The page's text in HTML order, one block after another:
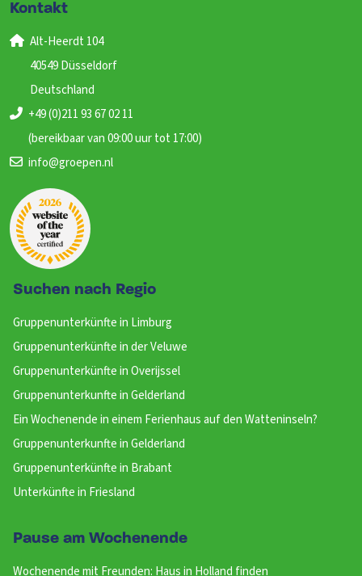
Kontakt
Alt-Heerdt 104
40549 Düsseldorf
Deutschland
+49 (0)211 93 67 02 11
(bereikbaar van 09:00 uur tot 17:00)
info@groepen.nl
Suchen nach Regio
Gruppenunterkünfte in Limburg
Gruppenunterkünfte in der Veluwe
Gruppenunterkünfte in Overijssel
Gruppenunterkunfte in Gelderland
Ein Wochenende in einem Ferienhaus auf den Watteninseln?
Gruppenunterkunfte in Gelderland
Gruppenunterkünfte in Brabant
Unterkünfte in Friesland
Pause am Wochenende
Wochenende mit Freunden: Haus in Holland finden